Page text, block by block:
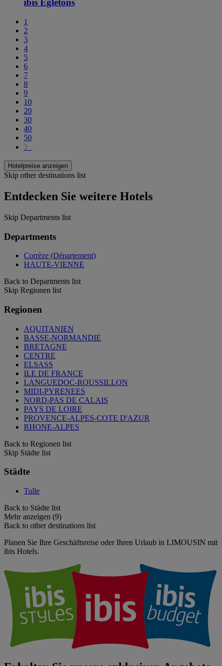
ibis Égletons
1
2
3
4
5
6
7
8
9
10
20
30
40
50
〉
Hotelpreise anzeigen
Skip other destinations list
Entdecken Sie weitere Hotels
Skip Departments list
Departments
Corrèze (Département)
HAUTE-VIENNE
Back to Departments list
Skip Regionen list
Regionen
AQUITANIEN
BASSE-NORMANDIE
BRETAGNE
CENTRE
ELSASS
ILE DE FRANCE
LANGUEDOC-ROUSSILLON
MIDI-PYRENEES
NORD-PAS DE CALAIS
PAYS DE LOIRE
PROVENCE-ALPES-COTE D'AZUR
RHONE-ALPES
Back to Regionen list
Skip Städte list
Städte
Tulle
Back to Städte list
Mehr anzeigen (9)
Back to other destinations list
Planen Sie Ihre Geschäftsreise oder Ihren Urlaub in LIMOUSIN mit
ibis Hotels.